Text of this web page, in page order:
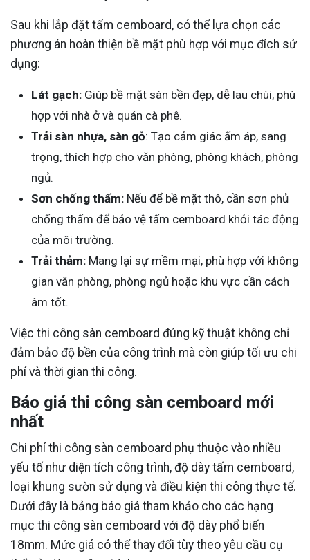
Sau khi lắp đặt tấm cemboard, có thể lựa chọn các
phương án hoàn thiện bề mặt phù hợp với mục đích sử
dụng:
Lát gạch: Giúp bề mặt sàn bền đẹp, dễ lau chùi, phù
hợp với nhà ở và quán cà phê.
Trải sàn nhựa, sàn gỗ: Tạo cảm giác ấm áp, sang
trọng, thích hợp cho văn phòng, phòng khách, phòng
ngủ.
Sơn chống thấm: Nếu để bề mặt thô, cần sơn phủ
chống thấm để bảo vệ tấm cemboard khỏi tác động
của môi trường.
Trải thảm: Mang lại sự mềm mại, phù hợp với không
gian văn phòng, phòng ngủ hoặc khu vực cần cách
âm tốt.
Việc thi công sàn cemboard đúng kỹ thuật không chỉ
đảm bảo độ bền của công trình mà còn giúp tối ưu chi
phí và thời gian thi công.
Báo giá thi công sàn cemboard mới
nhất
Chi phí thi công sàn cemboard phụ thuộc vào nhiều
yếu tố như diện tích công trình, độ dày tấm cemboard,
loại khung sườn sử dụng và điều kiện thi công thực tế.
Dưới đây là bảng báo giá tham khảo cho các hạng
mục thi công sàn cemboard với độ dày phổ biến
18mm. Mức giá có thể thay đổi tùy theo yêu cầu cụ